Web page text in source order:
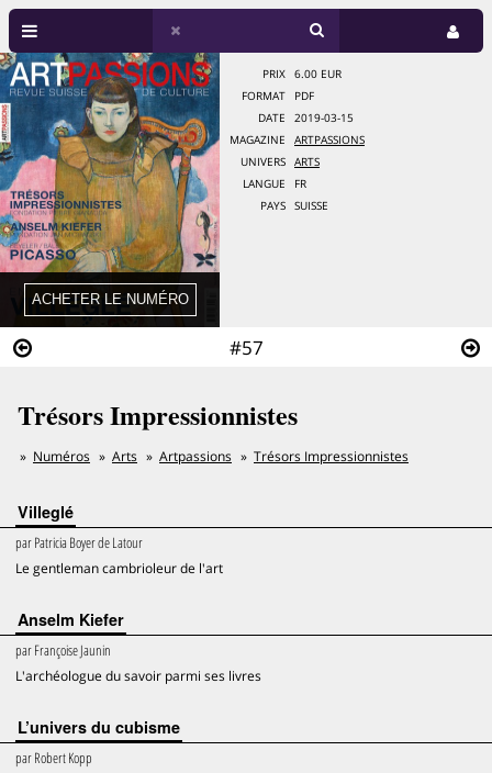
#57
PRIX
6.00 EUR
FORMAT
PDF
DATE
2019-03-15
MAGAZINE
ARTPASSIONS
UNIVERS
ARTS
LANGUE
FR
PAYS
SUISSE
Trésors Impressionnistes
Numéros Arts Artpassions Trésors Impressionnistes
Villeglé
parPatricia Boyer de Latour
Le gentleman cambrioleur de l'art
Anselm Kiefer
parFrançoise Jaunin
L'archéologue du savoir parmi ses livres
L’univers du cubisme
parRobert Kopp